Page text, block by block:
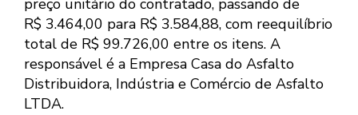
preço unitário do contratado, passando de
R$ 3.464,00 para R$ 3.584,88, com reequilíbrio
total de R$ 99.726,00 entre os itens. A
responsável é a Empresa Casa do Asfalto
Distribuidora, Indústria e Comércio de Asfalto
LTDA.